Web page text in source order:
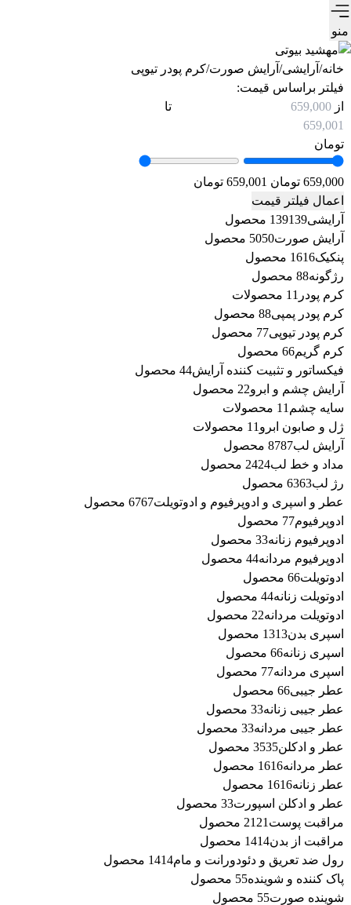
منو
خانه/آرایشی/آرایش صورت/کرم پودر تیوپی
فیلتر براساس قیمت:
از
تا
تومان
659,000 تومان
659,001 تومان
اعمال فیلتر قیمت
آرایشی
139139 محصول
آرایش صورت
5050 محصول
پنکیک
1616 محصول
رژگونه 88 محصول
کرم پودر
1 1 محصولات
کرم پودر پمپی 88 محصول
کرم پودر تیوپی 77 محصول
کرم گریم 66 محصول
فیکساتور و تثبیت کننده آرایش 44 محصول
آرایش چشم و ابرو 22 محصول
سایه چشم
1 1 محصولات
ژل و صابون ابرو
1 1 محصولات
آرایش لب
8787 محصول
مداد و خط لب
2424 محصول
رژ لب
6363 محصول
عطر و اسپری و ادوپرفیوم و ادوتویلت
6767 محصول
ادوپرفیوم 77 محصول
ادوپرفیوم زنانه 33 محصول
ادوپرفیوم مردانه 44 محصول
ادوتویلت 66 محصول
ادوتویلت زنانه 44 محصول
ادوتویلت مردانه 22 محصول
اسپری بدن
1313 محصول
اسپری زنانه 66 محصول
اسپری مردانه 77 محصول
عطر جیبی 66 محصول
عطر جیبی زنانه 33 محصول
عطر جیبی مردانه 33 محصول
عطر و ادکلن
3535 محصول
عطر مردانه
1616 محصول
عطر زنانه
1616 محصول
عطر و ادکلن اسپورت 33 محصول
مراقبت پوست
21 21 محصول
مراقبت از بدن
1414 محصول
رول ضد تعریق و دئودورانت و مام
1414 محصول
پاک کننده و شوینده 55 محصول
شوینده صورت 55 محصول